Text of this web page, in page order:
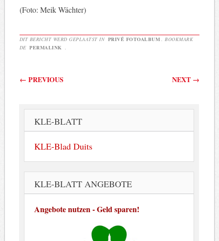
(Foto: Meik Wächter)
DIT BERICHT WERD GEPLAATST IN PRIVÉ FOTOALBUM . BOOKMARK
DE PERMALINK .
Berichtnavigatie
← PREVIOUS NEXT →
KLE-BLATT
KLE-Blad Duits
KLE-BLATT ANGEBOTE
Angebote nutzen - Geld sparen!